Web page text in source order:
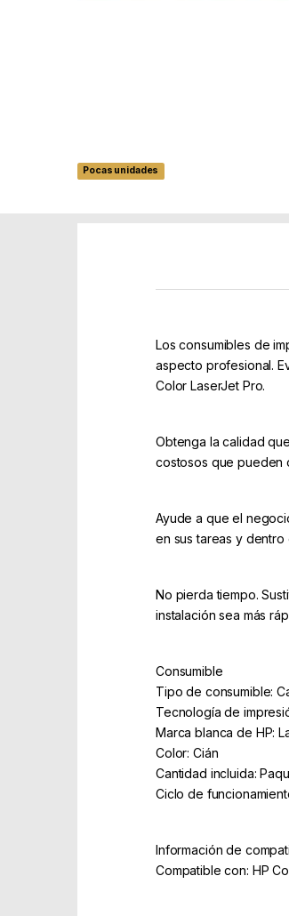
Pocas unidades
Los consumibles de
aspecto profesional.
Color LaserJet Pro.
Obtenga la calidad
costosos que pueden
Ayude a que el
en sus tareas y
No pierda tiempo.
instalación sea más
Consumible
Tipo de consumible:
Tecnología de
Marca blanca de HP:
Color: Cián
Cantidad incluida:
Ciclo de
Información de
Compatible con: HP